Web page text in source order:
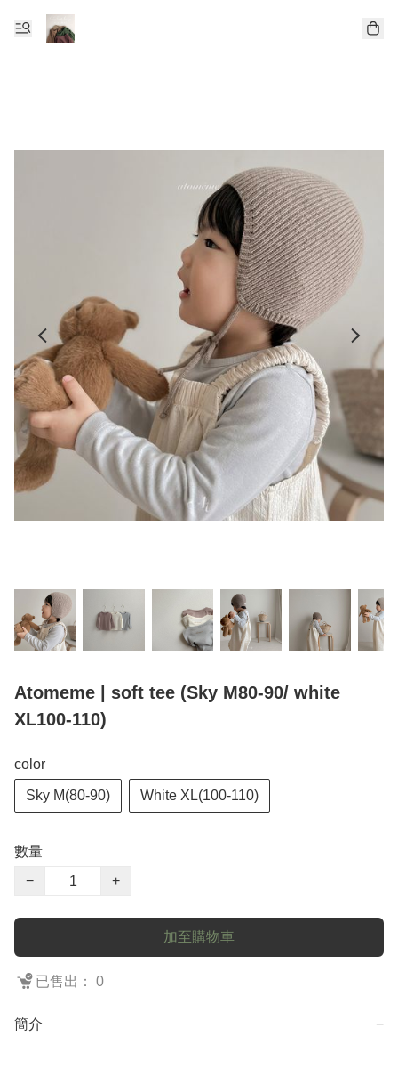
Atomeme | soft tee (Sky M80-90/ white
XL100-110)
color
Sky M(80-90) White XL(100-110)
數量
−
+
加至購物車
已售出： 0
簡介 −